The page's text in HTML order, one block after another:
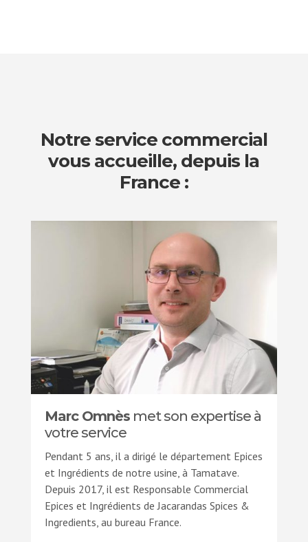
Notre service commercial
vous accueille, depuis la
France :
Marc Omnèsmet son expertise à
votre service
Pendant 5 ans, il a dirigé le département Epices
et Ingrédients de notre usine, à Tamatave.
Depuis 2017, il est Responsable Commercial
Epices et Ingrédients de Jacarandas Spices &
Ingredients, au bureau France.